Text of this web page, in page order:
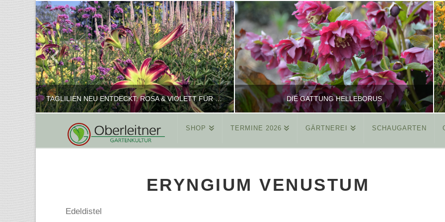
TAGLILIEN NEU ENTDECKT: ROSA & VIOLETT FÜR ROMANTISCHE PFLANZKOMBINATIONEN
REINHARD
FEBRUAR 16, 2025
DIE GATTUNG HELLEBORUS
REINHARD
MÄRZ 26, 2015
SHOP TERMINE 2026 GÄRTNEREI SCHAUGARTEN
ERYNGIUM VENUSTUM
Edeldistel